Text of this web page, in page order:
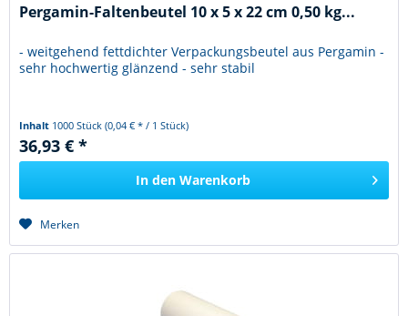
Pergamin-Faltenbeutel 10 x 5 x 22 cm 0,50 kg...
- weitgehend fettdichter Verpackungsbeutel aus Pergamin -
sehr hochwertig glänzend - sehr stabil
Inhalt 1000 Stück(0,04 € * / 1 Stück)
36,93 € *
In den Warenkorb
Merken